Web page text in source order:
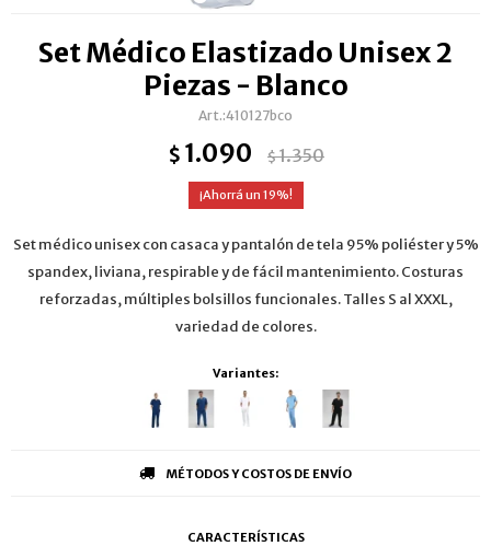
Set Médico Elastizado Unisex 2
Piezas - Blanco
410127bco
$ 1.090 $1.350
19
Set médico unisex con casaca y pantalón de tela 95% poliéster y 5%
spandex, liviana, respirable y de fácil mantenimiento. Costuras
reforzadas, múltiples bolsillos funcionales. Talles S al XXXL,
variedad de colores.
Variantes:
MÉTODOS Y COSTOS DE ENVÍO
CARACTERÍSTICAS